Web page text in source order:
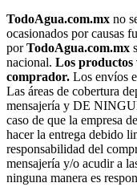
TodoAgua.com.mx no
ocasionados por causas
porTodoAgua.com.mx
nacional. Los productos
comprador. Los envíos
Las áreas de cobertura
mensajería y DE
caso de que la empresa
hacer la entrega debido
responsabilidad del
mensajería y/o acudir a
ninguna manera es